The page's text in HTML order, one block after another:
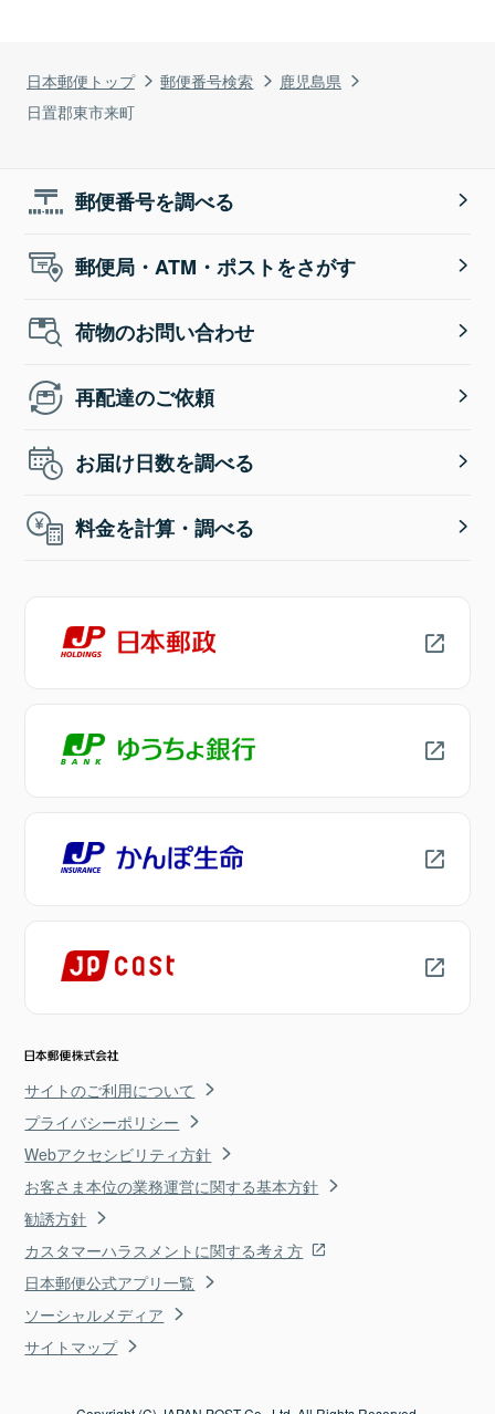
日本郵便トップ 郵便番号検索
鹿児島県
日置郡東市来町
郵便番号を調べる
郵便局・ATM・ポストをさがす
荷物のお問い合わせ
再配達のご依頼
お届け日数を調べる
料金を計算・調べる
サイトのご利用について
プライバシーポリシー
Webアクセシビリティ方針
お客さま本位の業務運営に関する基本方針
勧誘方針
カスタマーハラスメントに関する考え方
日本郵便公式アプリ一覧
ソーシャルメディア
サイトマップ